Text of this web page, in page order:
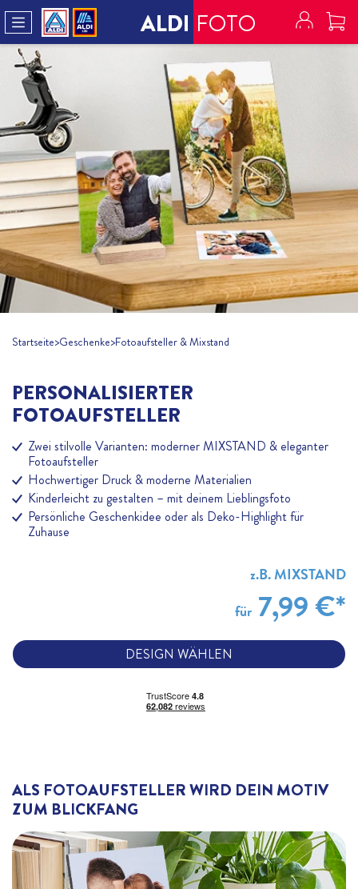
ALDI FOTO
Startseite>Geschenke>Fotoaufsteller & Mixstand
PERSONALISIERTER
FOTOAUFSTELLER
Zwei stilvolle Varianten: moderner MIXSTAND & eleganter
Fotoaufsteller
Hochwertiger Druck & moderne Materialien
Kinderleicht zu gestalten – mit deinem Lieblingsfoto
Persönliche Geschenkidee oder als Deko-Highlight für
Zuhause
z.B. MIXSTAND
für 7,99 €*
DESIGN WÄHLEN
ALS FOTOAUFSTELLER WIRD DEIN MOTIV
ZUM BLICKFANG